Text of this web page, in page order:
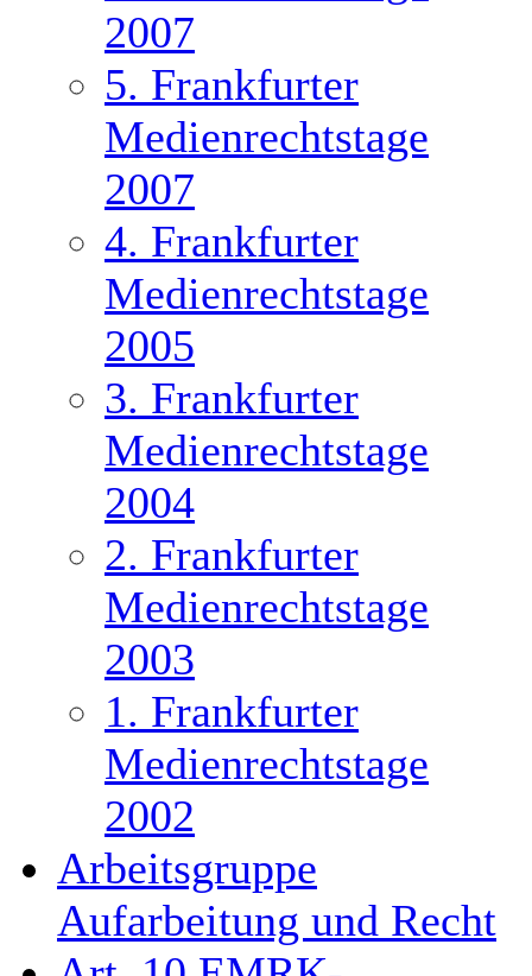
2007
5. Frankfurter
Medienrechtstage
2007
4. Frankfurter
Medienrechtstage
2005
3. Frankfurter
Medienrechtstage
2004
2. Frankfurter
Medienrechtstage
2003
1. Frankfurter
Medienrechtstage
2002
Arbeitsgruppe
Aufarbeitung und Recht